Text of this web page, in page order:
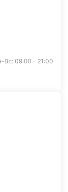
Вс: 09:00 - 21:00